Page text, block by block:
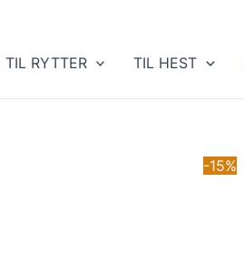
TIL RYTTER TIL HEST
-15%